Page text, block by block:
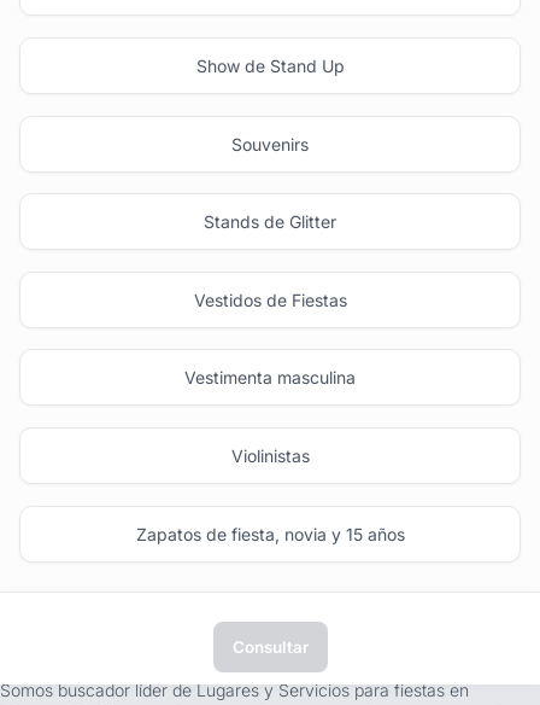
Show de Stand Up
Souvenirs
Stands de Glitter
Vestidos de Fiestas
Vestimenta masculina
Violinistas
Zapatos de fiesta, novia y 15 años
Consultar
Somos buscador líder de Lugares y Servicios para fiestas en